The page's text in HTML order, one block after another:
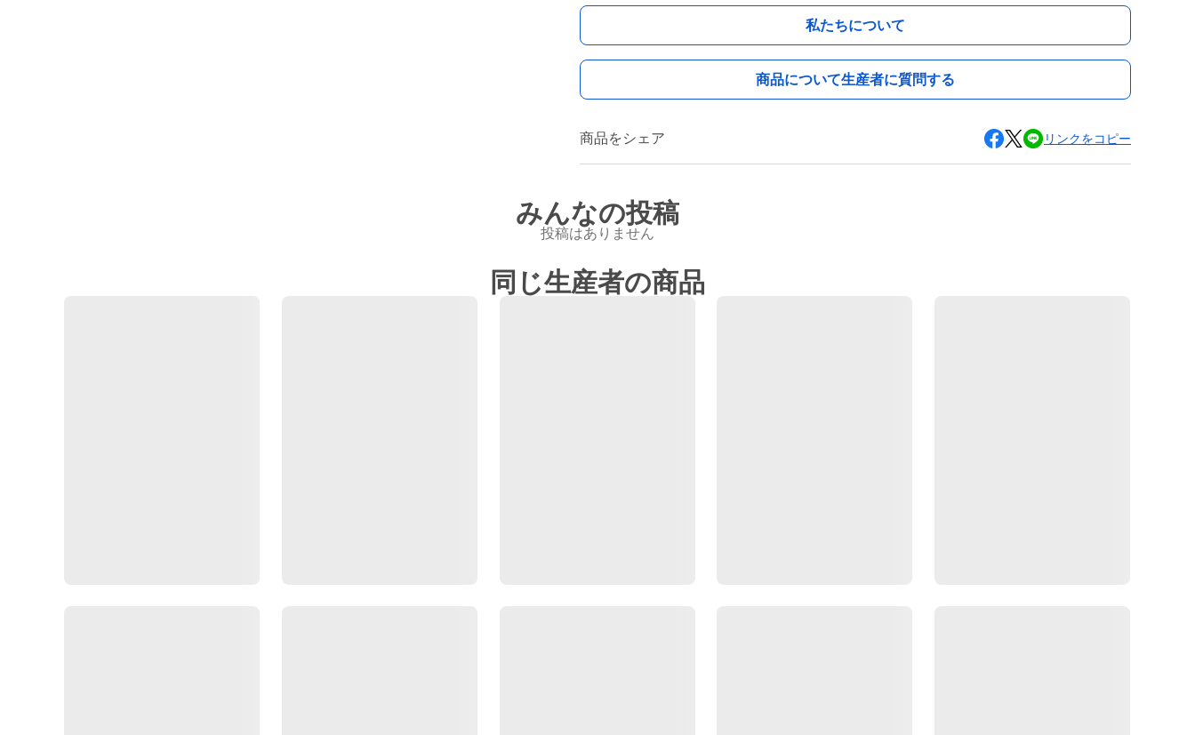
私たちについて
商品について生産者に質問する
商品をシェア リンクをコピー
みんなの投稿
投稿はありません
同じ生産者の商品